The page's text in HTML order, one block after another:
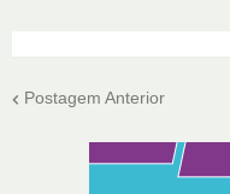
Postagem Anterior